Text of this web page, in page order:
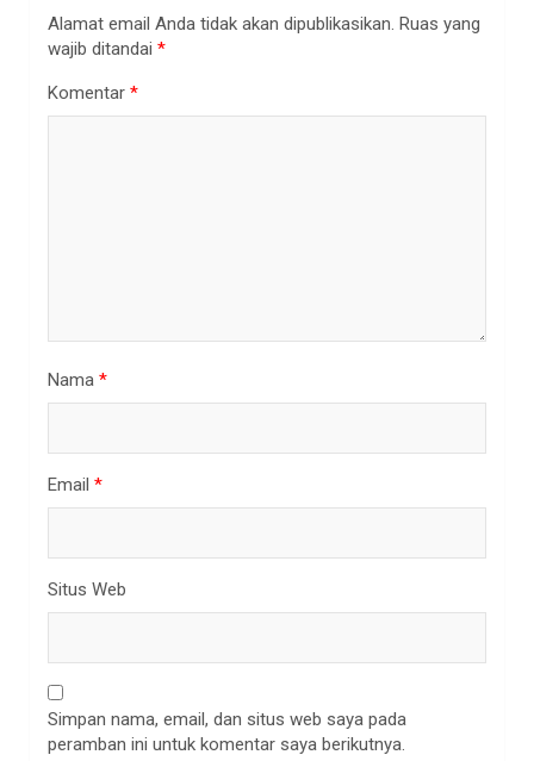
Alamat email Anda tidak akan dipublikasikan. Ruas yang
wajib ditandai *
Komentar *
Nama *
Email *
Situs Web
Simpan nama, email, dan situs web saya pada
peramban ini untuk komentar saya berikutnya.